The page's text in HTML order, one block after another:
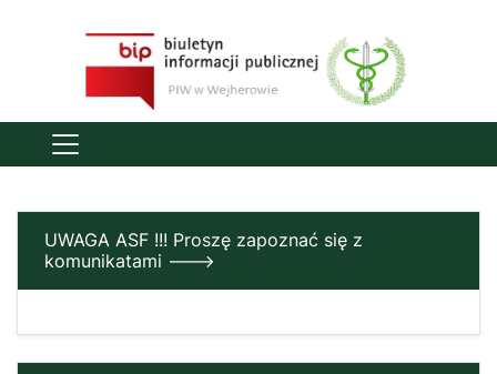
UWAGA ASF !!! Proszę zapoznać się z
komunikatami --->